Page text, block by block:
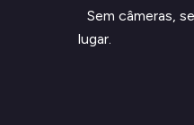
Sem câmeras,
lugar.